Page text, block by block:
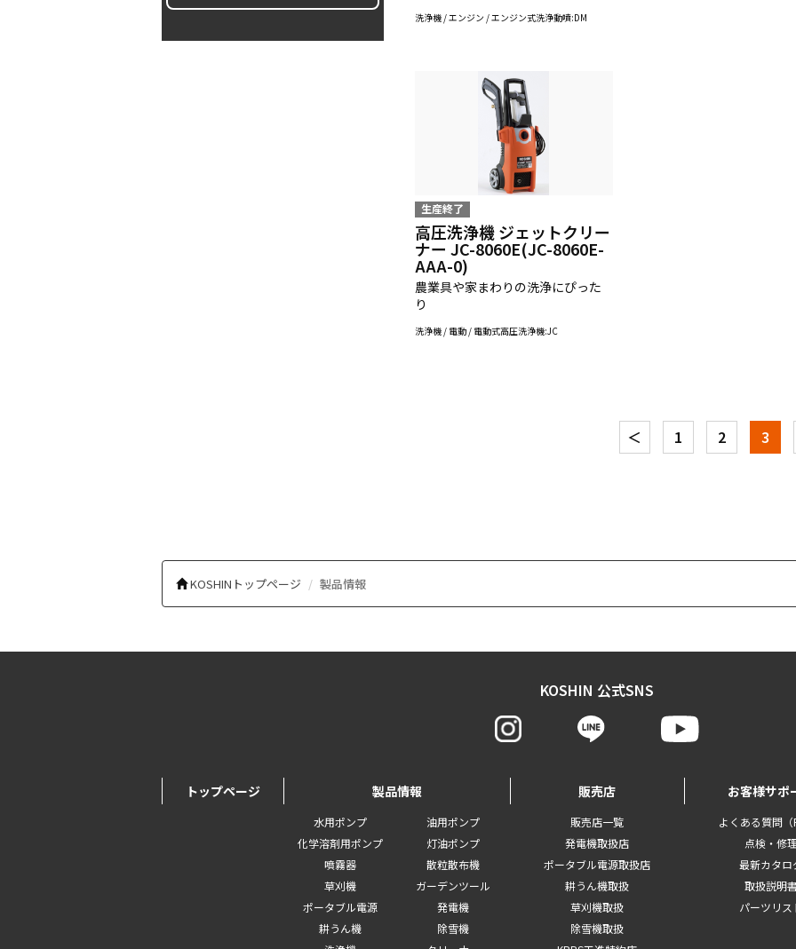
洗浄機 / エンジン / エンジン式洗浄動噴:DM
生産終了
高圧洗浄機 ジェットクリー
ナー JC-8060E(JC-8060E-
AAA-0)
農業具や家まわりの洗浄にぴった
り
洗浄機 / 電動 / 電動式高圧洗浄機:JC
＜ 1 2 3
KOSHINトップページ 製品情報
KOSHIN 公式SNS
トップページ 製品情報
水用ポンプ
油用ポンプ
化学溶剤用ポンプ
灯油ポンプ
噴霧器
散粒散布機
草刈機
ガーデンツール
ポータブル電源
発電機
耕うん機
除雪機
販売店
販売店一覧
発電機取扱店
ポータブル電源取扱店
耕うん機取扱
草刈機取扱
除雪機取扱
お客様サポ
よくある質問（
点検・修
最新カタロ
取扱説明
パーツリス